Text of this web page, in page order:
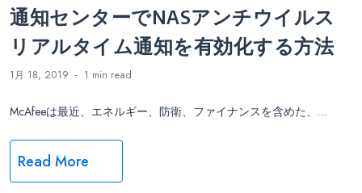
通知センターでNASアンチウイルス
リアルタイム通知を有効化する方法
1月 18, 2019 1 min read
McAfeeは最近、エネルギー、防衛、ファイナンスを含めた、…
Read More